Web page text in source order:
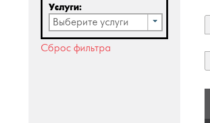
Услуги:
Выберите услуги
Сброс фильтра